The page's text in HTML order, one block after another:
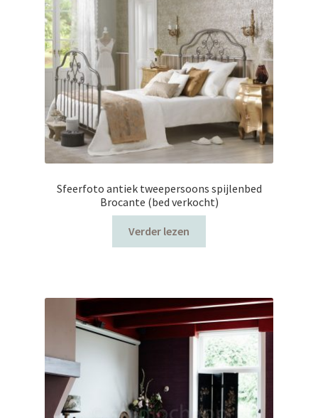
Sfeerfoto antiek tweepersoons spijlenbed
Brocante (bed verkocht)
Verder lezen